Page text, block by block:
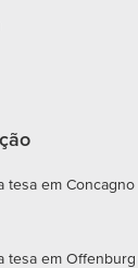
tesa em Concagno
tesa em Offenburg